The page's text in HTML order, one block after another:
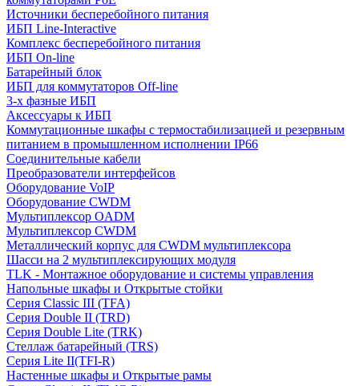
Источники бесперебойного питания
ИБП Line-Interactive
Комплекс бесперебойного питания
ИБП On-line
Батарейный блок
ИБП для коммутаторов Off-line
3-х фазные ИБП
Аксессуары к ИБП
Коммутационные шкафы с термостабилизацией и резервным
питанием в промышленном исполнении IP66
Соединительные кабели
Преобразователи интерфейсов
Оборудование VoIP
Оборудование CWDM
Мультиплекcор OADM
Мультиплексор CWDM
Металлический корпус для CWDM мультиплексора
Шасси на 2 мультиплексирующих модуля
TLK - Монтажное оборудование и системы управления
Напольные шкафы и Открытые стойки
Серия Classic III (TFA)
Серия Double II (TRD)
Серия Double Lite (TRK)
Стеллаж батарейный (TRS)
Серия Lite II(TFI-R)
Настенные шкафы и Открытые рамы